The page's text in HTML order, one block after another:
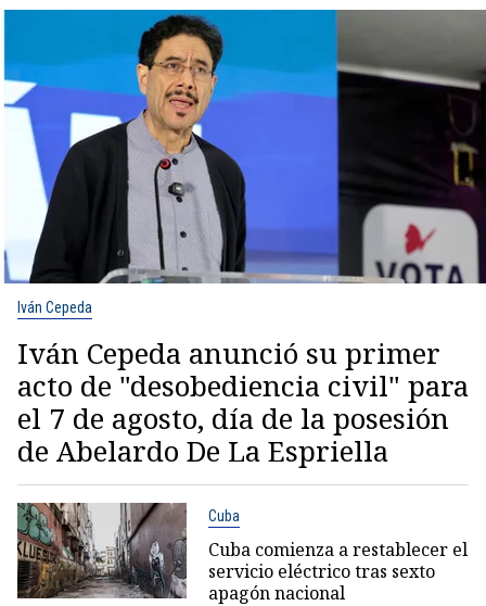
Iván Cepeda
Iván Cepeda anunció su primer
acto de "desobediencia civil" para
el 7 de agosto, día de la posesión
de Abelardo De La Espriella
Cuba
Cuba comienza a restablecer el
servicio eléctrico tras sexto
apagón nacional